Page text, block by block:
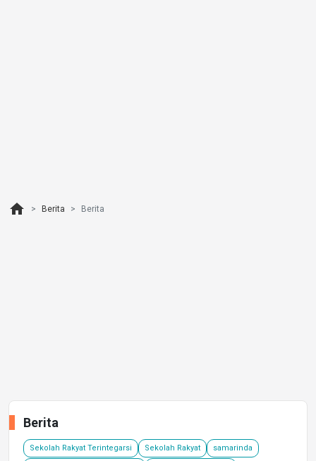
home Berita Berita
Berita
Sekolah Rakyat Terintegarsi Sekolah Rakyat samarinda